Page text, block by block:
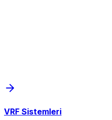
VRF Sistemleri